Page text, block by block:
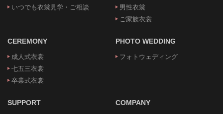
いつでも衣裳見学・ご相談
男性衣裳
ご家族衣裳
CEREMONY
成人式衣裳
七五三衣裳
卒業式衣裳
PHOTO WEDDING
フォトウェディング
SUPPORT COMPANY